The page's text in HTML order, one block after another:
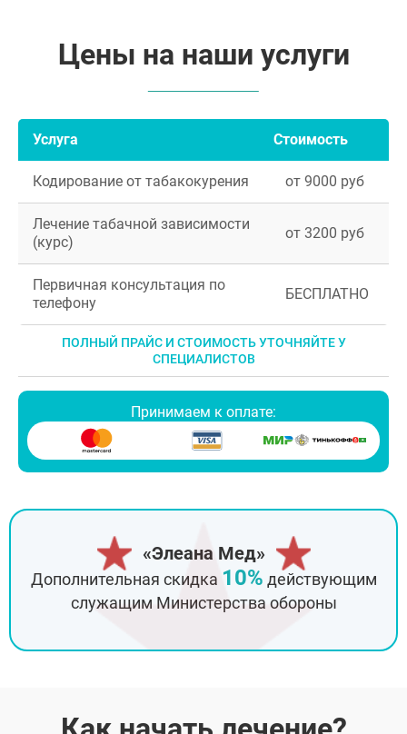
Цены на наши услуги
Услуга Стоимость
Кодирование от табакокурения от 9000 руб
Лечение табачной зависимости
(курс)
от 3200 руб
Первичная консультация по
телефону
БЕСПЛАТНО
ПОЛНЫЙ ПРАЙС И СТОИМОСТЬ УТОЧНЯЙТЕ У
СПЕЦИАЛИСТОВ
Принимаем к оплате:
«Элеана Мед»
Дополнительная скидка 10% действующим
служащим Министерства обороны